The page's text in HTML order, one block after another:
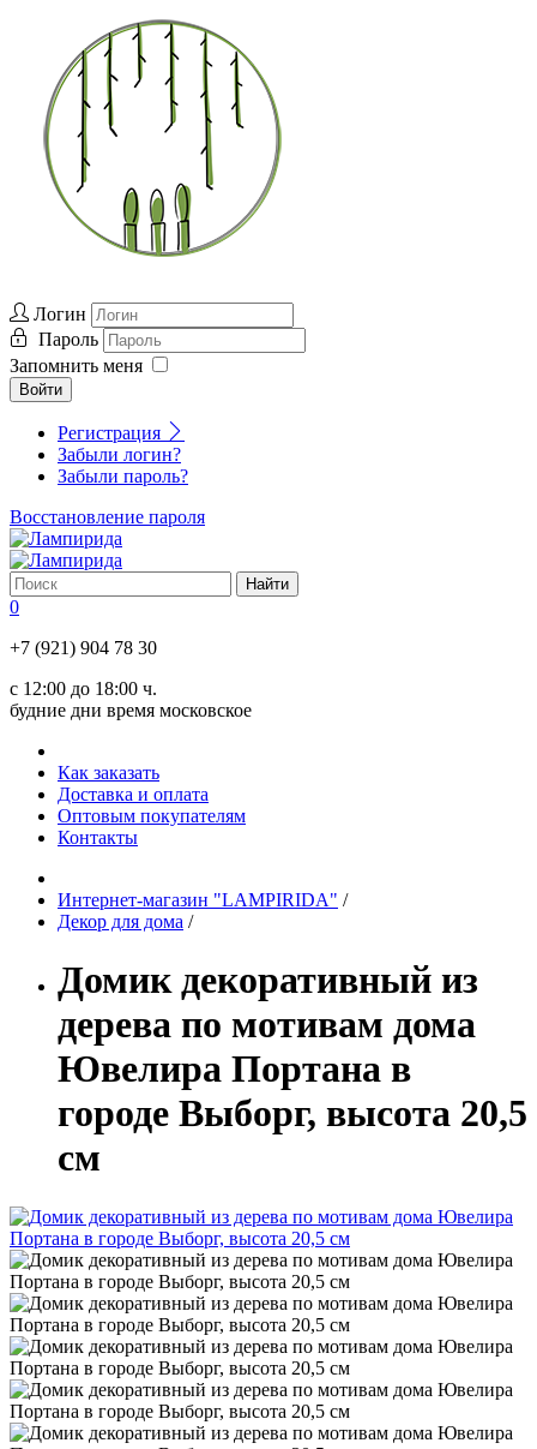
Логин
Пароль
Запомнить меня
Войти
Регистрация
Забыли логин?
Забыли пароль?
Восстановление пароля
0
+7 (921) 904 78 30
с 12:00 до 18:00 ч.
будние дни время московское
Как заказать
Доставка и оплата
Оптовым покупателям
Контакты
Интернет-магазин "LAMPIRIDA" /
Декор для дома /
Домик декоративный из
дерева по мотивам дома
Ювелира Портана в
городе Выборг, высота 20,5
см